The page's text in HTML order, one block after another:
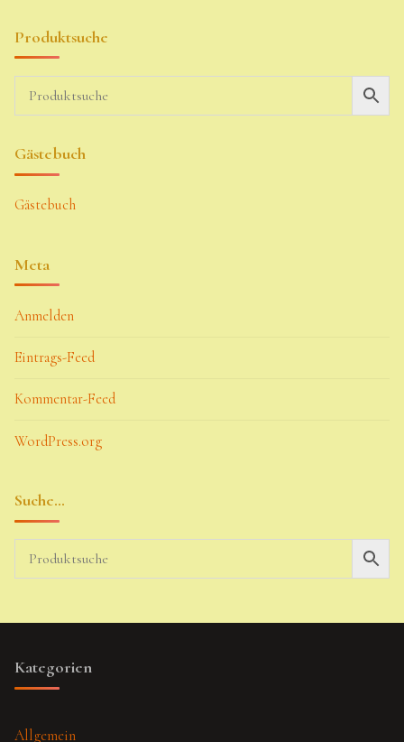
Produktsuche
Gästebuch
Gästebuch
Meta
Anmelden
Eintrags-Feed
Kommentar-Feed
WordPress.org
Suche…
Kategorien
Allgemein